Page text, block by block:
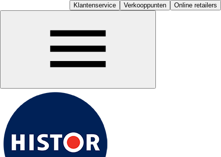
Klantenservice Verkooppunten Online retailers